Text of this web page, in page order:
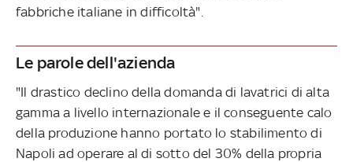
fabbriche italiane in difficoltà".
Le parole dell'azienda
"Il drastico declino della domanda di lavatrici di alta
gamma a livello internazionale e il conseguente calo
della produzione hanno portato lo stabilimento di
Napoli ad operare al di sotto del 30% della propria